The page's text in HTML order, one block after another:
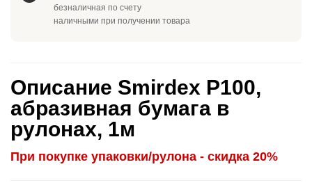
безналичная по счету
наличными при получении товара
Описание Smirdex P100,
абразивная бумага в
рулонах, 1м
При покупке упаковки/рулона - скидка 20%